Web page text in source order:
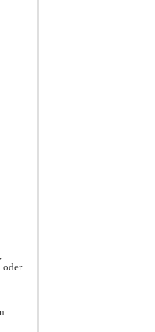
oder